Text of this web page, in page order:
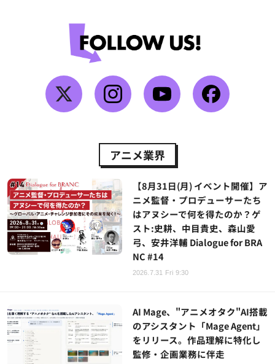
アニメ業界
【8月31日(月) イベント開催】ア
ニメ監督・プロデューサーたち
はアヌシーで何を得たのか？ゲ
スト:史耕、中目貴史、森山愛
弓、安井洋輔 Dialogue for BRA
NC #14
2026.7.31 Fri 9:30
AI Mage、"アニメオタク"AI搭載
のアシスタント「Mage Agent」
をリリース。作品理解に特化し
監修・企画業務に伴走